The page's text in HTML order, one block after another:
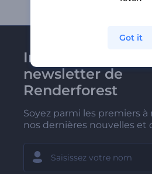
Inscrivez-vous à la
newsletter de
Renderforest
Soyez parmi les premiers à
nos dernières nouvelles et
Got it